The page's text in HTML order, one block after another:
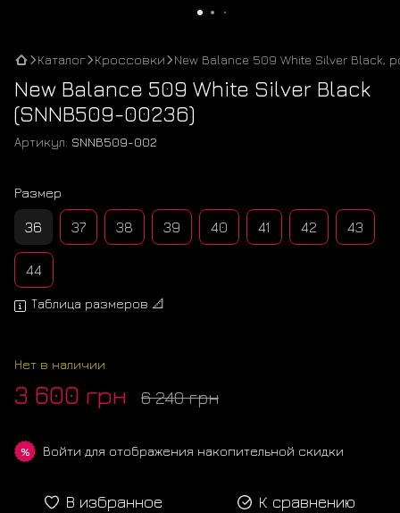
Каталог Кроссовки New Balance 509 White Silver Black,
New Balance 509 White Silver Black
(SNNB509-00236)
Артикул: SNNB509-002
Размер
36 37 38 39 40 41 42 43
44
Таблица размеров 📐
Нет в наличии
3 600 грн 6 240 грн
% Войти для отображения накопительной скидки
В избранное К сравнению